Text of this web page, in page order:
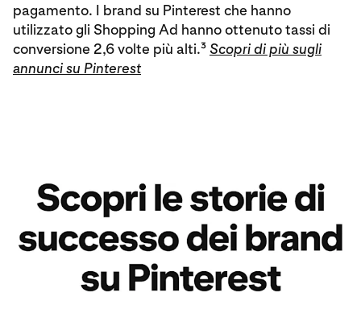
pagamento. I brand su Pinterest che hanno
utilizzato gli Shopping Ad hanno ottenuto tassi di
conversione 2,6 volte più alti.³Scopri di più sugli
annunci su Pinterest